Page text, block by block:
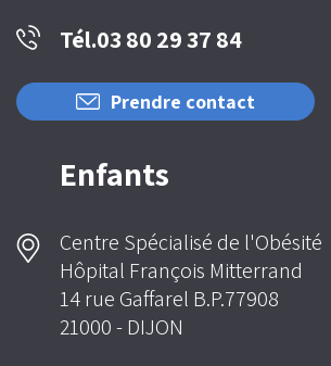
Tél.03 80 29 37 84
Prendre contact
Enfants
Centre Spécialisé de l'Obésité
Hôpital François Mitterrand
14 rue Gaffarel B.P.77908
21000 - DIJON